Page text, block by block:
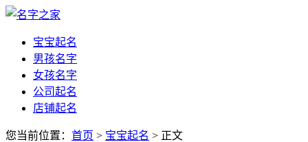
宝宝起名
男孩名字
女孩名字
公司起名
店铺起名
您当前位置： 首页 > 宝宝起名 > 正文